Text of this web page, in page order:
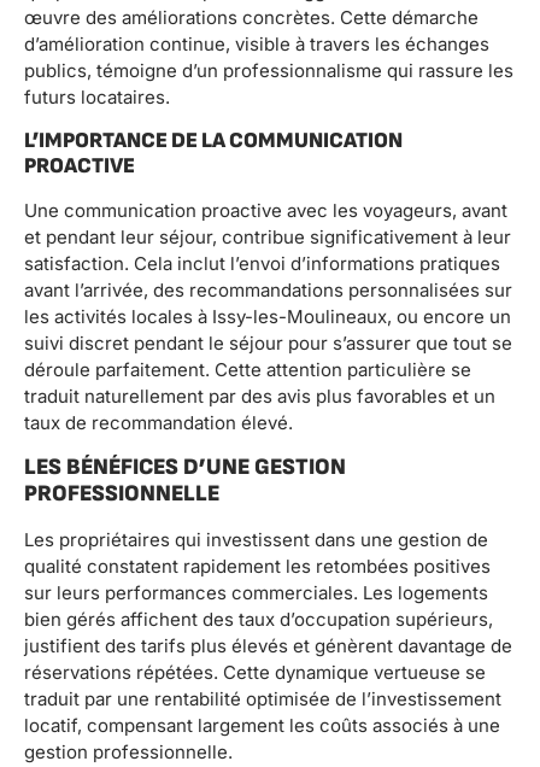
œuvre des améliorations concrètes. Cette démarche
d’amélioration continue, visible à travers les échanges
publics, témoigne d’un professionnalisme qui rassure les
futurs locataires.
L’IMPORTANCE DE LA COMMUNICATION
PROACTIVE
Une communication proactive avec les voyageurs, avant
et pendant leur séjour, contribue significativement à leur
satisfaction. Cela inclut l’envoi d’informations pratiques
avant l’arrivée, des recommandations personnalisées sur
les activités locales à Issy-les-Moulineaux, ou encore un
suivi discret pendant le séjour pour s’assurer que tout se
déroule parfaitement. Cette attention particulière se
traduit naturellement par des avis plus favorables et un
taux de recommandation élevé.
LES BÉNÉFICES D’UNE GESTION
PROFESSIONNELLE
Les propriétaires qui investissent dans une gestion de
qualité constatent rapidement les retombées positives
sur leurs performances commerciales. Les logements
bien gérés affichent des taux d’occupation supérieurs,
justifient des tarifs plus élevés et génèrent davantage de
réservations répétées. Cette dynamique vertueuse se
traduit par une rentabilité optimisée de l’investissement
locatif, compensant largement les coûts associés à une
gestion professionnelle.